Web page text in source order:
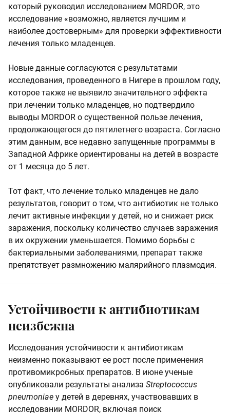
который руководил исследованием MORDOR, это
исследование «возможно, является лучшим и
наиболее достоверным» для проверки эффективности
лечения только младенцев.
Новые данные согласуются с результатами
исследования, проведенного в Нигере в прошлом году,
которое также не выявило значительного эффекта
при лечении только младенцев, но подтвердило
выводы MORDOR о существенной пользе лечения,
продолжающегося до пятилетнего возраста. Согласно
этим данным, все недавно запущенные программы в
Западной Африке ориентированы на детей в возрасте
от 1 месяца до 5 лет.
Тот факт, что лечение только младенцев не дало
результатов, говорит о том, что антибиотик не только
лечит активные инфекции у детей, но и снижает риск
заражения, поскольку количество случаев заражения
в их окружении уменьшается. Помимо борьбы с
бактериальными заболеваниями, препарат также
препятствует размножению малярийного плазмодия.
Устойчивости к антибиотикам
неизбежна
Исследования устойчивости к антибиотикам
неизменно показывают ее рост после применения
противомикробных препаратов. В июне ученые
опубликовали результаты анализа Streptococcus
pneumoniae у детей в деревнях, участвовавших в
исследовании MORDOR, включая поиск